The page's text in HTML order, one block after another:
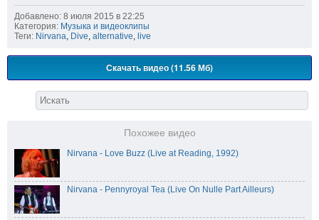
Добавлено: 8 июля 2015 в 22:25
Категория: Музыка и видеоклипы
Теги: Nirvana, Dive, alternative, live
Скачать видео (11.56 Мб)
Похожее видео
Nirvana - Love Buzz (Live at Reading, 1992)
Nirvana - Pennyroyal Tea (Live On Nulle Part Ailleurs)